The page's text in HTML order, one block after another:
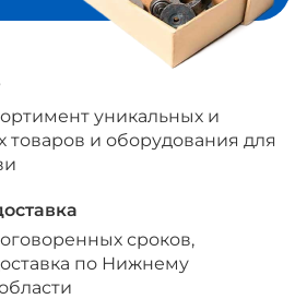
уникальных и
товаров и оборудования для
сроков,
по Нижнему